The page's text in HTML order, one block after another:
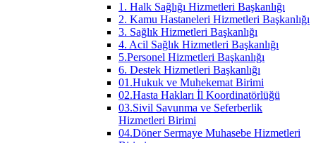
1. Halk Sağlığı Hizmetleri Başkanlığı
2. Kamu Hastaneleri Hizmetleri Başkanlığı
3. Sağlık Hizmetleri Başkanlığı
4. Acil Sağlık Hizmetleri Başkanlığı
5.Personel Hizmetleri Başkanlığı
6. Destek Hizmetleri Başkanlığı
01.Hukuk ve Muhekemat Birimi
02.Hasta Hakları İl Koordinatörlüğü
03.Sivil Savunma ve Seferberlik
Hizmetleri Birimi
04.Döner Sermaye Muhasebe Hizmetleri